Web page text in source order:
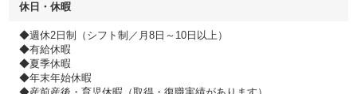
休日・休暇
◆週休2日制（シフト制／月8日～10日以上）
◆有給休暇
◆夏季休暇
◆年末年始休暇